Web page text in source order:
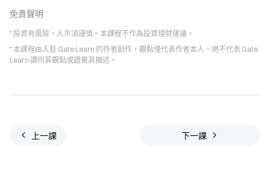
免責聲明
* 投資有風險，入市須謹慎。本課程不作為投資理財建議。
* 本課程由入駐 Gate Learn 的作者創作，觀點僅代表作者本人，絕不代表 Gate
Learn 讚同其觀點或證實其描述。
上一課 下一課